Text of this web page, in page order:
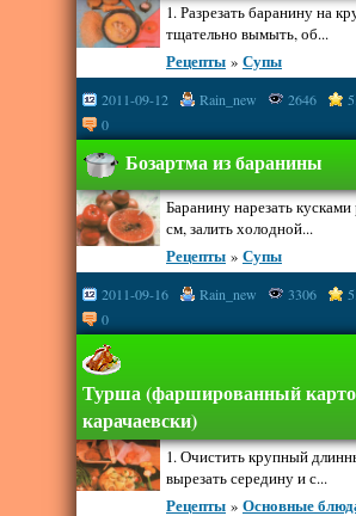
1. Разрезать баранину на
тщательно вымыть, об...
Рецепты » Супы
2011-09-12 Rain_new 2646
0
Бозартма из баранины
Баранину нарезать
см, залить холодной...
Рецепты » Супы
2011-09-16 Rain_new 3306
0
Турша (фаршированный
карачаевски)
1. Очистить крупный
вырезать середину и с...
Рецепты » Основные